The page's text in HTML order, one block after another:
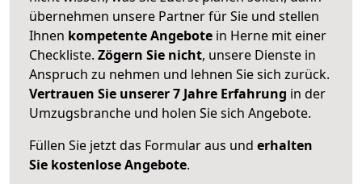
übernehmen unsere Partner für Sie und stellen
Ihnen kompetente Angebote in Herne mit einer
Checkliste. Zögern Sie nicht, unsere Dienste in
Anspruch zu nehmen und lehnen Sie sich zurück.
Vertrauen Sie unserer 7 Jahre Erfahrung in der
Umzugsbranche und holen Sie sich Angebote.
Füllen Sie jetzt das Formular aus und erhalten
Sie kostenlose Angebote.